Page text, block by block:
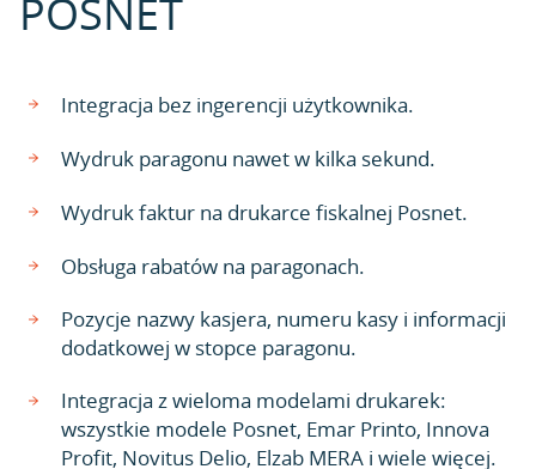
POSNET
Integracja bez ingerencji użytkownika.
Wydruk paragonu nawet w kilka sekund.
Wydruk faktur na drukarce fiskalnej Posnet.
Obsługa rabatów na paragonach.
Pozycje nazwy kasjera, numeru kasy i informacji
dodatkowej w stopce paragonu.
Integracja z wieloma modelami drukarek:
wszystkie modele Posnet, Emar Printo, Innova
Profit, Novitus Delio, Elzab MERA i wiele więcej.